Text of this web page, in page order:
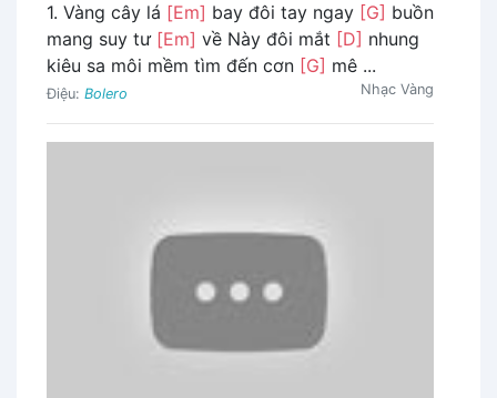
1. Vàng cây lá [Em] bay đôi tay ngay [G] buồn
mang suy tư [Em] về Này đôi mắt [D] nhung
kiêu sa môi mềm tìm đến cơn [G] mê ...
Điệu: Bolero Nhạc Vàng